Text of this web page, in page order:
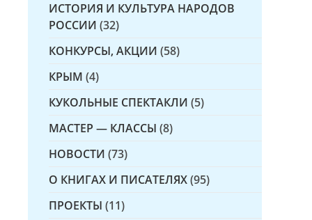
ИСТОРИЯ И КУЛЬТУРА НАРОДОВ
РОССИИ (32)
КОНКУРСЫ, АКЦИИ (58)
КРЫМ (4)
КУКОЛЬНЫЕ СПЕКТАКЛИ (5)
МАСТЕР — КЛАССЫ (8)
НОВОСТИ (73)
О КНИГАХ И ПИСАТЕЛЯХ(95)
ПРОЕКТЫ (11)